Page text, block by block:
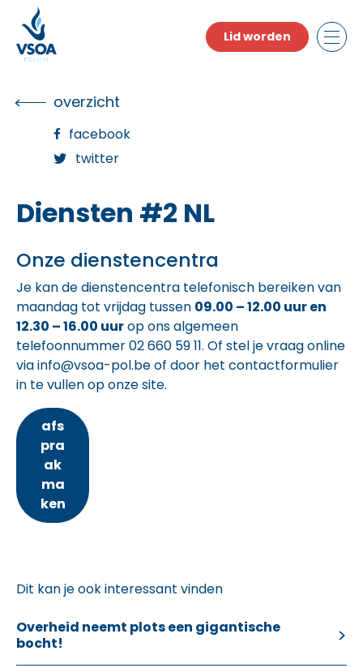
the
content
Lid worden
overzicht
facebook
twitter
Diensten #2 NL
Onze dienstencentra
Je kan de dienstencentra telefonisch bereiken van
maandag tot vrijdag tussen 09.00 – 12.00 uur en
12.30 – 16.00 uurop ons algemeen
telefoonnummer02 660 59 11. Of stel je vraag online
viainfo@vsoa-pol.beof door het contactformulier
in te vullen op onze site.
afs
pra
ak
ma
ken
Dit kan je ook interessant vinden
Overheid neemt plots een gigantische
bocht!